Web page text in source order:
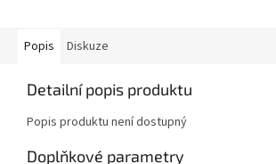
Popis Diskuze
Detailní popis produktu
Popis produktu není dostupný
Doplňkové parametry